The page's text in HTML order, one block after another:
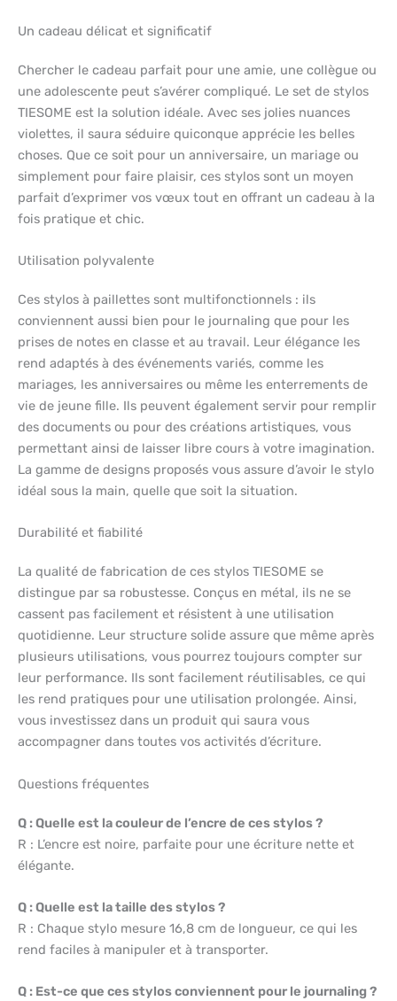
Un cadeau délicat et significatif
Chercher le cadeau parfait pour une amie, une collègue ou
une adolescente peut s’avérer compliqué. Le set de stylos
TIESOME est la solution idéale. Avec ses jolies nuances
violettes, il saura séduire quiconque apprécie les belles
choses. Que ce soit pour un anniversaire, un mariage ou
simplement pour faire plaisir, ces stylos sont un moyen
parfait d’exprimer vos vœux tout en offrant un cadeau à la
fois pratique et chic.
Utilisation polyvalente
Ces stylos à paillettes sont multifonctionnels : ils
conviennent aussi bien pour le journaling que pour les
prises de notes en classe et au travail. Leur élégance les
rend adaptés à des événements variés, comme les
mariages, les anniversaires ou même les enterrements de
vie de jeune fille. Ils peuvent également servir pour remplir
des documents ou pour des créations artistiques, vous
permettant ainsi de laisser libre cours à votre imagination.
La gamme de designs proposés vous assure d’avoir le stylo
idéal sous la main, quelle que soit la situation.
Durabilité et fiabilité
La qualité de fabrication de ces stylos TIESOME se
distingue par sa robustesse. Conçus en métal, ils ne se
cassent pas facilement et résistent à une utilisation
quotidienne. Leur structure solide assure que même après
plusieurs utilisations, vous pourrez toujours compter sur
leur performance. Ils sont facilement réutilisables, ce qui
les rend pratiques pour une utilisation prolongée. Ainsi,
vous investissez dans un produit qui saura vous
accompagner dans toutes vos activités d’écriture.
Questions fréquentes
Q : Quelle est la couleur de l’encre de ces stylos ?
R : L’encre est noire, parfaite pour une écriture nette et
élégante.
Q : Quelle est la taille des stylos ?
R : Chaque stylo mesure 16,8 cm de longueur, ce qui les
rend faciles à manipuler et à transporter.
Q : Est-ce que ces stylos conviennent pour le journaling ?